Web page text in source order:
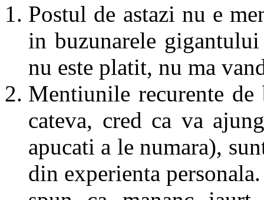
Postul de astazi nu e
in buzunarele
nu este platit, nu ma
Mentiunile recurente
cateva, cred ca va
apucati a le numara),
din experienta